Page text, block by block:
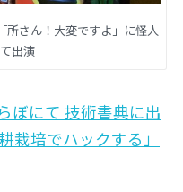
所さん！大変ですよ」に怪人
出演
ぼにて 技術書典に出
栽培でハックする」